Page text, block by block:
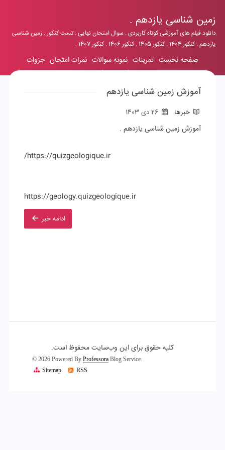
زمین شناسی یازدهم .
دانلود فیلم های آموزشی کوتاه کاربردی . سوال امتحان نهایی . تست کنکور . زمین شناسی
یازدهم . کنکور 1404 . کنکور 1405 . کنکور 1406 . کنکور 1407 .
صفحه نخست تمرینات نمونه سوالات نمرات امتحان جزوات
رزومه شخصی فرم تماس
آموزش زمین شناسی یازدهم
خبرها 26 دی 1403
آموزش زمین شناسی یازدهم .
https://quizgeologique.ir/
https://geology.quizgeologique.ir
ادامه خبر
کلیه حقوق برای این وب‌سایت محفوظ است.
© 2026 Powered ByProfessora Blog Service.
Sitemap
RSS